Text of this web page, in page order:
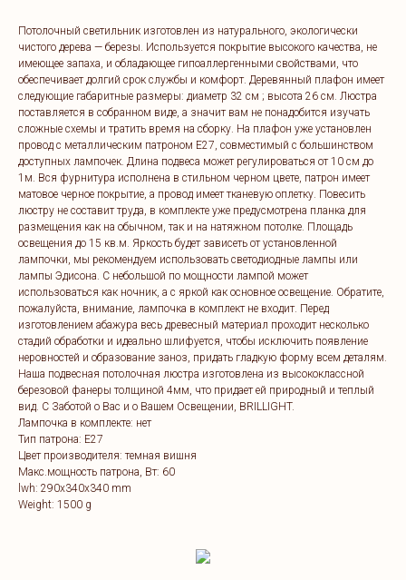
Потолочный светильник изготовлен из натурального, экологически
чистого дерева — березы. Используется покрытие высокого качества, не
имеющее запаха, и обладающее гипоаллергенными свойствами, что
обеспечивает долгий срок службы и комфорт. Деревянный плафон имеет
следующие габаритные размеры: диаметр 32 см ; высота 26 см. Люстра
поставляется в собранном виде, а значит вам не понадобится изучать
сложные схемы и тратить время на сборку. На плафон уже установлен
провод с металлическим патроном E27, совместимый с большинством
доступных лампочек. Длина подвеса может регулироваться от 10 см до
1м. Вся фурнитура исполнена в стильном черном цвете, патрон имеет
матовое черное покрытие, а провод имеет тканевую оплетку. Повесить
люстру не составит труда, в комплекте уже предусмотрена планка для
размещения как на обычном, так и на натяжном потолке. Площадь
освещения до 15 кв.м. Яркость будет зависеть от установленной
лампочки, мы рекомендуем использовать светодиодные лампы или
лампы Эдисона. С небольшой по мощности лампой может
использоваться как ночник, а с яркой как основное освещение. Обратите,
пожалуйста, внимание, лампочка в комплект не входит. Перед
изготовлением абажура весь древесный материал проходит несколько
стадий обработки и идеально шлифуется, чтобы исключить появление
неровностей и образование заноз, придать гладкую форму всем деталям.
Наша подвесная потолочная люстра изготовлена из высококлассной
березовой фанеры толщиной 4мм, что придает ей природный и теплый
вид. C Заботой о Вас и о Вашем Освещении, BRILLIGHT.
Лампочка в комплекте: нет
Тип патрона: Е27
Цвет производителя: темная вишня
Макс.мощность патрона, Вт: 60
lwh: 290x340x340 mm
Weight: 1500 g